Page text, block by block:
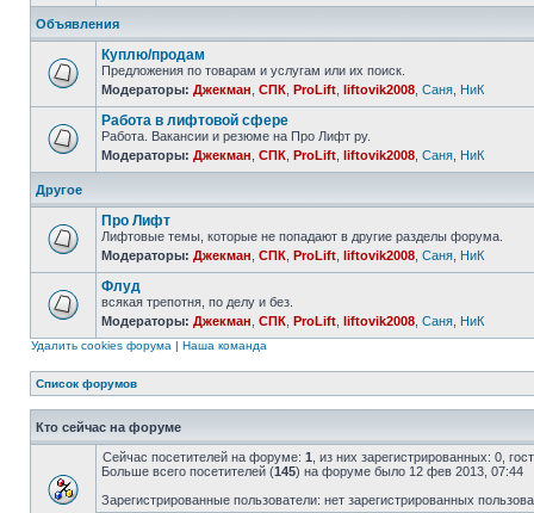
Объявления
Куплю/продам
Предложения по товарам и услугам или их поиск.
Модераторы: Джекман СПК ProLift liftovik2008 Саня НиК
Работа в лифтовой сфере
Работа. Вакансии и резюме на Про Лифт ру.
Модераторы: Джекман СПК ProLift liftovik2008 Саня НиК
Другое
Про Лифт
Лифтовые темы, которые не попадают в другие разделы форума.
Модераторы: Джекман СПК ProLift liftovik2008 Саня НиК
Флуд
всякая трепотня, по делу и без.
Модераторы: Джекман СПК ProLift liftovik2008 Саня НиК
Удалить cookies форума | Наша команда
Список форумов
Кто сейчас на форуме
Сейчас посетителей на форуме: 1 , из них зарегистрированных: 0,
Больше всего посетителей (145) на форуме было 12 фев 2013, 07:44
Зарегистрированные пользователи: нет зарегистрированных